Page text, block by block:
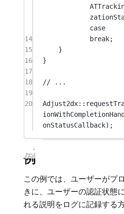
case
14
break;
15
}
16
}
17
18
// ...
19
20
Adjust2dx::
onStatusCallback);
例
この例では、ユーザーがプ
きに、ユーザーの認証状態
れる説明をログに記録する